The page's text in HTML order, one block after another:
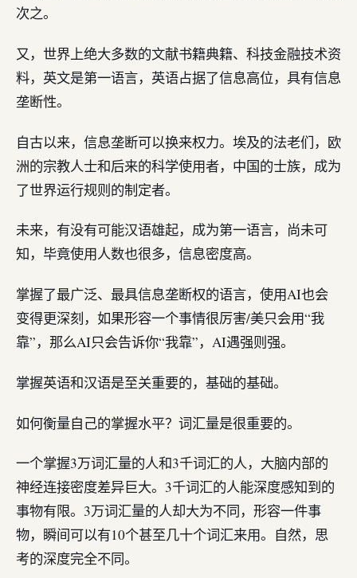
次之。
又，世界上绝大多数的文献书籍典籍、科技金融技术资
料，英文是第一语言，英语占据了信息高位，具有信息
垄断性。
自古以来，信息垄断可以换来权力。埃及的法老们，欧
洲的宗教人士和后来的科学使用者，中国的士族，成为
了世界运行规则的制定者。
未来，有没有可能汉语雄起，成为第一语言，尚未可
知，毕竟使用人数也很多，信息密度高。
掌握了最广泛、最具信息垄断权的语言，使用AI也会
变得更深刻，如果形容一个事情很厉害/美只会用“我
靠”，那么AI只会告诉你“我靠”，AI遇强则强。
掌握英语和汉语是至关重要的，基础的基础。
如何衡量自己的掌握水平？词汇量是很重要的。
一个掌握3万词汇量的人和3千词汇的人，大脑内部的
神经连接密度差异巨大。3千词汇的人能深度感知到的
事物有限。3万词汇量的人却大为不同，形容一件事
物，瞬间可以有10个甚至几十个词汇来用。自然，思
考的深度完全不同。